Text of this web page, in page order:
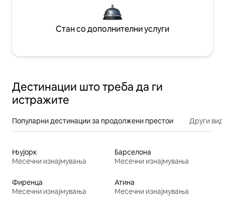
Стан со дополнителни услуги
Дестинации што треба да ги
истражите
Популарни дестинации за продолжени престои Други
Њујорк
Месечни изнајмувања
Барселона
Месечни изнајмувања
Фиренца
Месечни изнајмувања
Атина
Месечни изнајмувања